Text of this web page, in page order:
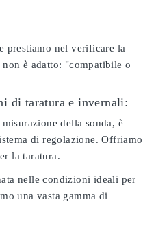
prestiamo nel verificare la
è adatto: "compatibile o
di taratura e invernali:
della sonda, è
di regolazione. Offriamo
la taratura.
nelle condizioni ideali per
una vasta gamma di